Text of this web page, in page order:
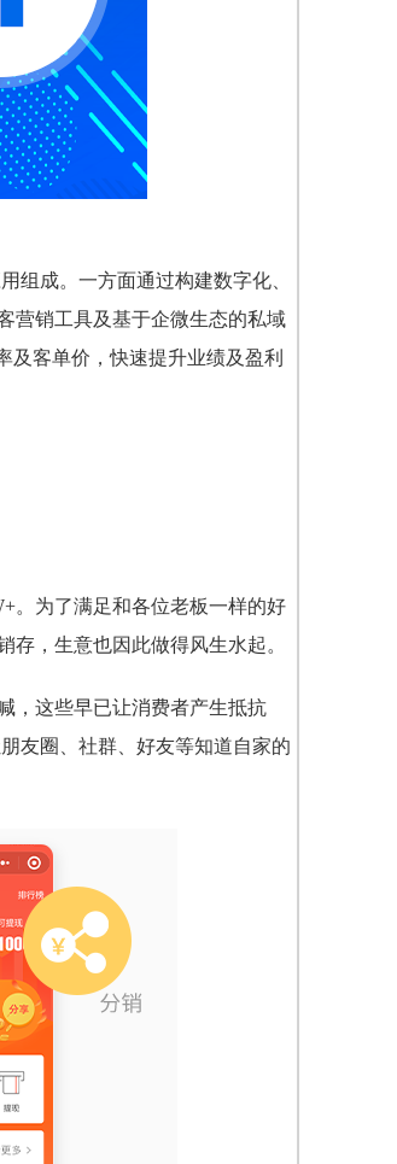
组成。一方面通过构建数字化、
营销工具及基于企微生态的私域
及客单价，快速提升业绩及盈利
。为了满足和各位老板一样的好
，生意也因此做得风生水起。
，这些早已让消费者产生抵抗
友圈、社群、好友等知道自家的